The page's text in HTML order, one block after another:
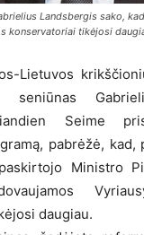
Landsbergis sako,
konservatoriai tikėjosi
Lietuvos
seniūnas
Seime
pabrėžė, kad,
Ministro
daugiau.